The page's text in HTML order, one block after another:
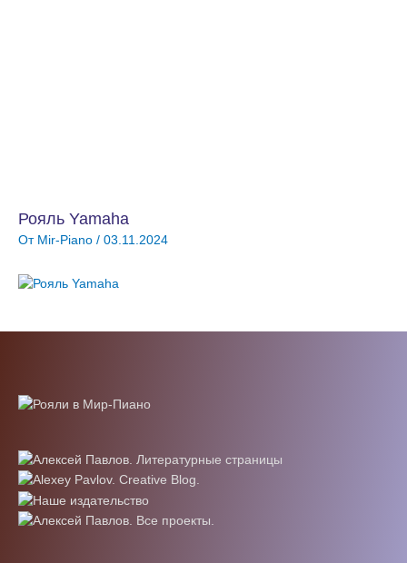
Рояль Yamaha
От Mir-Piano / 03.11.2024